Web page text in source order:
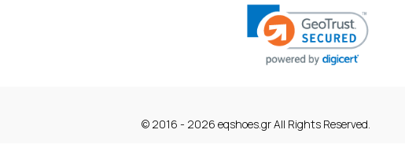
© 2016 - 2026 eqshoes.gr All Rights Reserved.